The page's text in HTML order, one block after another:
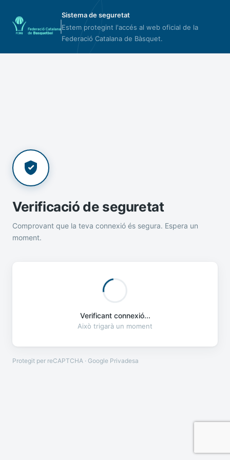
Sistema de seguretat
Estem protegint l'accés al web oficial de la
Federació Catalana de Bàsquet.
Verificació de seguretat
Comprovant que la teva connexió és segura. Espera un
moment.
Verificant connexió...
Això trigarà un moment
Protegit per reCAPTCHA · Google Privadesa